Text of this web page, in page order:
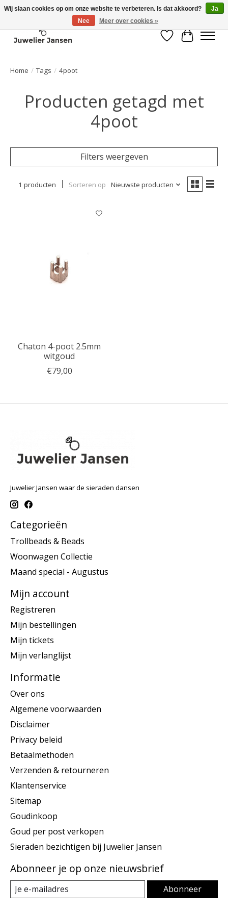
Verlanglijst
Home / Tags / 4poot
Producten getagd met
4poot
Filters weergeven
1 producten Sorteren op Nieuwste producten
Chaton 4-poot 2.5mm
witgoud
€79,00
Juwelier Jansen waar de sieraden dansen
Categorieën
Trollbeads & Beads
Woonwagen Collectie
Maand special - Augustus
Mijn account
Registreren
Mijn bestellingen
Mijn tickets
Mijn verlanglijst
Informatie
Over ons
Algemene voorwaarden
Disclaimer
Privacy beleid
Betaalmethoden
Verzenden & retourneren
Klantenservice
Sitemap
Goudinkoop
Goud per post verkopen
Sieraden bezichtigen bij Juwelier Jansen
Abonneer je op onze nieuwsbrief
Abonneer
Wij slaan cookies op om onze website te verbeteren. Is dat akkoord?
Ja
Nee
Meer over cookies »